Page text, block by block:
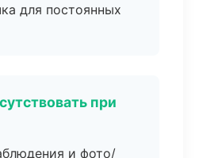
для постоянных
при
и фото/